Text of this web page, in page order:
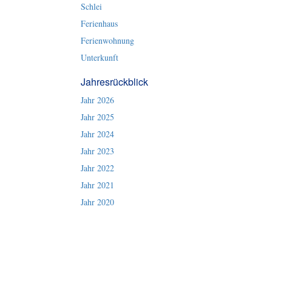
Schlei
Ferienhaus
Ferienwohnung
Unterkunft
Jahresrückblick
Jahr 2026
Jahr 2025
Jahr 2024
Jahr 2023
Jahr 2022
Jahr 2021
Jahr 2020